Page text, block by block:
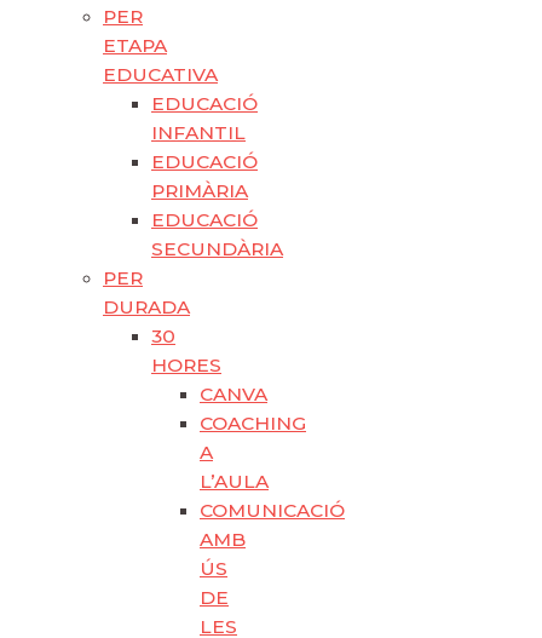
PER
ETAPA
EDUCATIVA
EDUCACIÓ
INFANTIL
EDUCACIÓ
PRIMÀRIA
EDUCACIÓ
SECUNDÀRIA
PER
DURADA
30
HORES
CANVA
COACHING
A
L’AULA
COMUNICACIÓ
AMB
ÚS
DE
LES